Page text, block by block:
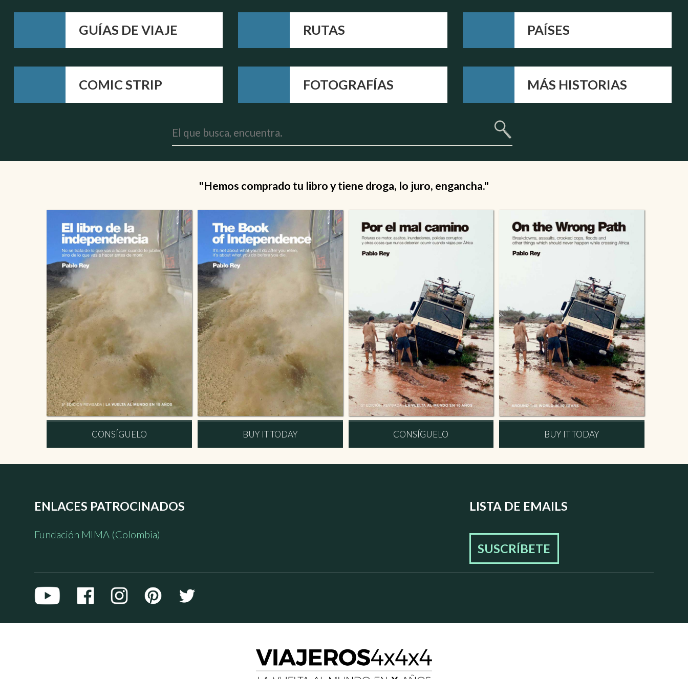
GUÍAS DE VIAJE RUTAS PAÍSES
COMIC STRIP FOTOGRAFÍAS MÁS HISTORIAS
"Hemos comprado tu libro y tiene droga, lo juro, engancha."
CONSÍGUELO BUY IT TODAY CONSÍGUELO BUY IT TODAY
ENLACES PATROCINADOS
Fundación MIMA (Colombia)
LISTA DE EMAILS
SUSCRÍBETE